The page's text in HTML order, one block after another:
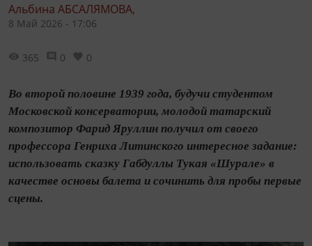
Альбина АБСАЛЯМОВА,
8 Май 2026 - 17:06
365 0 0
Во второй половине 1939 года, будучи студентом
Московской консерватории, молодой татарский
композитор Фарид Яруллин получил от своего
профессора Генриха Литинского интересное задание:
использовать сказку Габдуллы Тукая «Шурале» в
качестве основы балета и сочинить для пробы первые
сцены.